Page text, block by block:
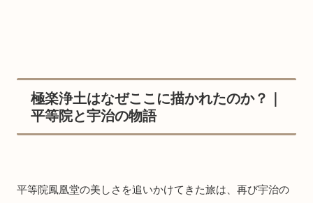
極楽浄土はなぜここに描かれたのか？｜
平等院と宇治の物語
平等院鳳凰堂の美しさを追いかけてきた旅は、再び宇治の